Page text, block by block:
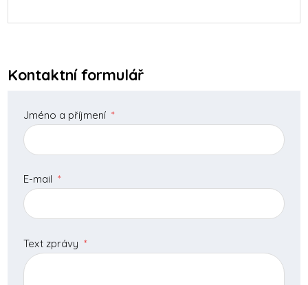
Kontaktní formulář
Jméno a příjmení *
E-mail *
Text zprávy *